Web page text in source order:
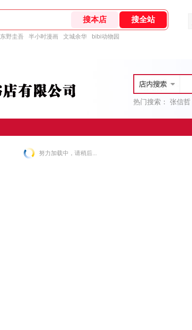
东野圭吾 半小时漫画 文城余华 bibi动物园
热门搜索： 张信哲
努力加载中，请稍后...